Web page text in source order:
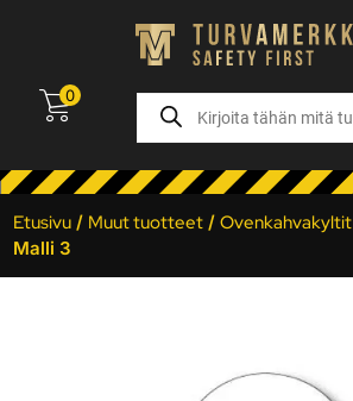
0
Etusivu / Muut tuotteet /Ovenkahvakyltit
Malli 3